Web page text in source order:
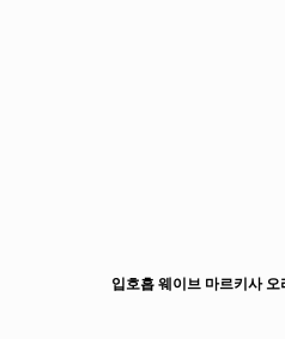
입호흡 웨이브 마르키사